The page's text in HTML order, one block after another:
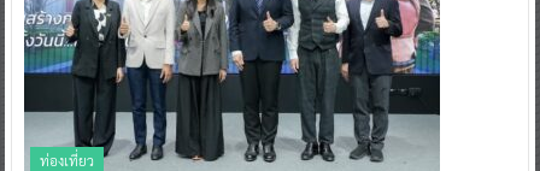
ท่องเที่ยว